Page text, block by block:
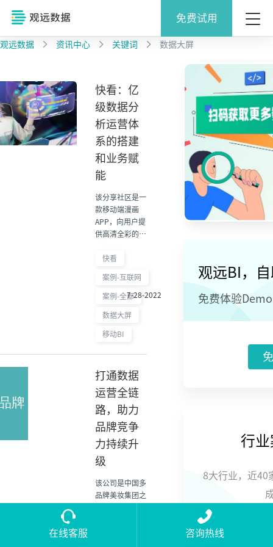
免费试用
观远数据 资讯中心 关键词 数据大屏
快看：亿
级数据分
析运营体
系的搭建
和业务赋
能
该分享社区是一
款移动端漫画
APP，向用户提
供高清全彩的国
读。#创办于
国年轻人的国漫
IP平台和分享社
#500-1000
快看
案例-互联网
案例-全部
数据大屏
移动BI
7-28-2022
打通数据
运营全链
路，助力
品牌竞争
力持续升
级
该公司是中国多
品牌美妆集团之
观远BI，
免费体验
行业
8大行业，近40
在线客服 咨询热线